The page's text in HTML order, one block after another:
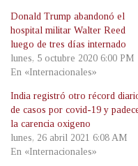
Donald Trump abandonó el
hospital militar Walter Reed
luego de tres días internado
lunes, 5 octubre 2020 6:00 PM
En «Internacionales»
India registró otro récord
de casos por covid-19 y
la carencia oxigeno
lunes, 26 abril 2021 6:08 AM
En «Internacionales»